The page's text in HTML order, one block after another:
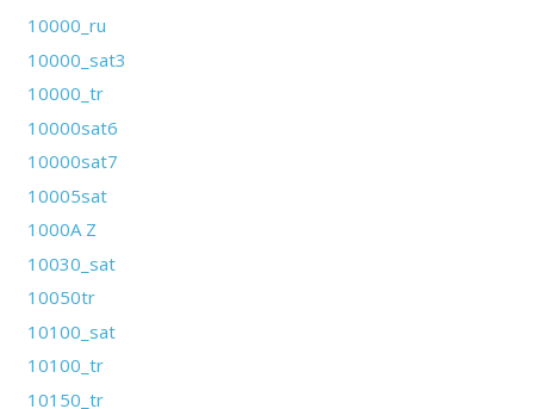
10000_ru
10000_sat3
10000_tr
10000sat6
10000sat7
10005sat
1000A Z
10030_sat
10050tr
10100_sat
10100_tr
10150_tr